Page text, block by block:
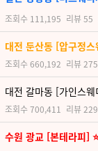
리뷰55
조회수 111,195
리뷰275
조회수660,192
리뷰229
조회수700,411